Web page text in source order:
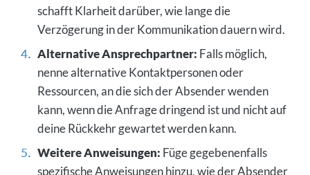
schafft Klarheit darüber, wie lange die
Verzögerung in der Kommunikation dauern wird.
Alternative Ansprechpartner: Falls möglich,
nenne alternative Kontaktpersonen oder
Ressourcen, an die sich der Absender wenden
kann, wenn die Anfrage dringend ist und nicht auf
deine Rückkehr gewartet werden kann.
Weitere Anweisungen: Füge gegebenenfalls
spezifische Anweisungen hinzu, wie der Absender